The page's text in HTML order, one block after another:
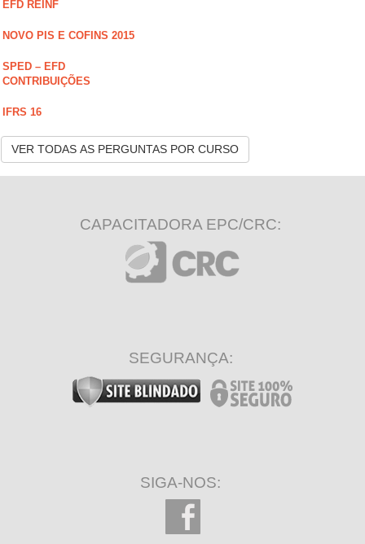
EFD REINF
NOVO PIS E COFINS 2015
SPED – EFD
CONTRIBUIÇÕES
IFRS 16
VER TODAS AS PERGUNTAS POR CURSO
CAPACITADORA EPC/CRC:
SEGURANÇA:
SIGA-NOS: